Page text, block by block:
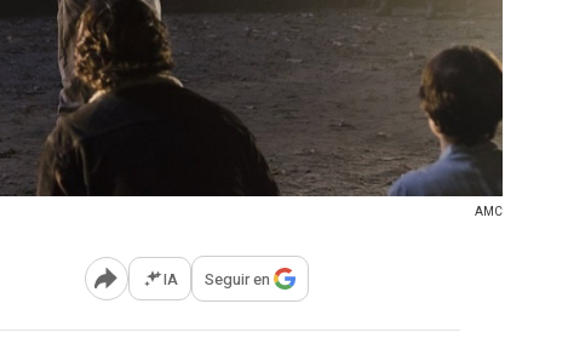
AMC
Abrir opciones para compartir
IA Seguir en